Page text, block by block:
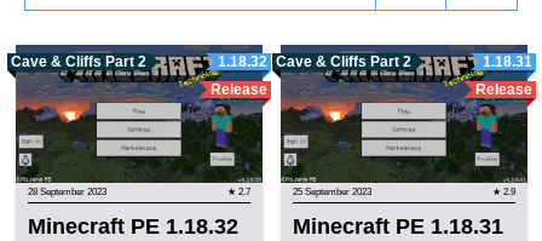
Cave & Cliffs Part 2
1.18.32
Release
28 September 2023 ★ 2.7
Minecraft PE 1.18.32
Cave & Cliffs Part 2
1.18.31
Release
25 September 2023 ★ 2.9
Minecraft PE 1.18.31